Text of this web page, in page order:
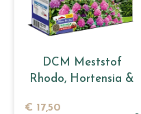
DCM Meststof
Rhodo, Hortensia &
€ 17,50